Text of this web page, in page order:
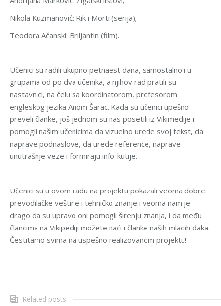
Nikola Kuzmanović: Rik i Morti (serija);
Teodora Ačanski: Briljantin (film).
Učenici su radili ukupno petnaest dana, samostalno i u
grupama od po dva učenika, a njihov rad pratili su
nastavnici, na čelu sa koordinatorom, profesorom
engleskog jezika Anom Šarac. Kada su učenici upešno
preveli članke, još jednom su nas posetili iz Vikimedije i
pomogli našim učenicima da vizuelno urede svoj tekst, da
naprave podnaslove, da urede reference, naprave
unutrašnje veze i formiraju info-kutije.
Učenici su u ovom radu na projektu pokazali veoma dobre
prevodilačke veštine i tehničko znanje i veoma nam je
drago da su upravo oni pomogli širenju znanja, i da među
člancima na Vikipediji možete naći i članke naših mladih đaka.
Čestitamo svima na uspešno realizovanom projektu!
Related posts